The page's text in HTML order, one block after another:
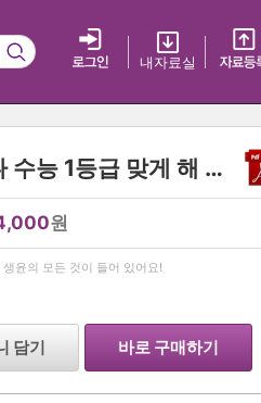
내 자료실
<생활과 윤리>누구나 수능 1등급 맞게 해 주는 사기템! 한의사가 직접 만든 생윤 족보!
원
윤의 모든 것이 들어 있어요!
담기 바로 구매하기